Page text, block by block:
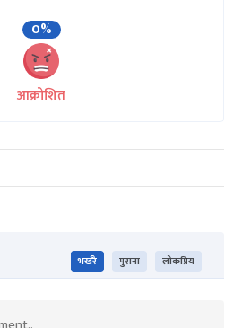
0%
आक्रोशित
भर्खरै पुराना लोकप्रिय